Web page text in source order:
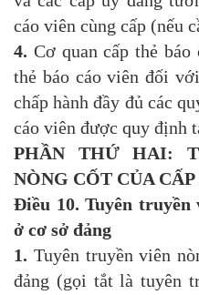
cáo viên cùng cấp (nếu
4. Cơ quan cấp thẻ
thẻ báo cáo viên đối
chấp hành đầy đủ các
cáo viên được quy định
PHẦN THỨ HAI:
NÒNG CỐT CỦA
Điều 10. Tuyên truyền
ở cơ sở đảng
1. Tuyên truyền viên
đảng (gọi tắt là tuyên